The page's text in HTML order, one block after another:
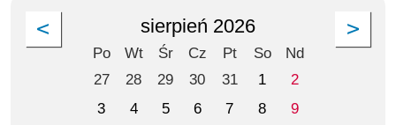
sierpień 2026
Po Wt Śr Cz Pt So
Nd
27
28 29 30 31 1
2
3
4 5 6 7 8
9